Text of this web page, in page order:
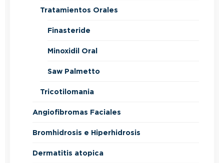
Tratamientos Orales
Finasteride
Minoxidil Oral
Saw Palmetto
Tricotilomania
Angiofibromas Faciales
Bromhidrosis e Hiperhidrosis
Dermatitis atopica